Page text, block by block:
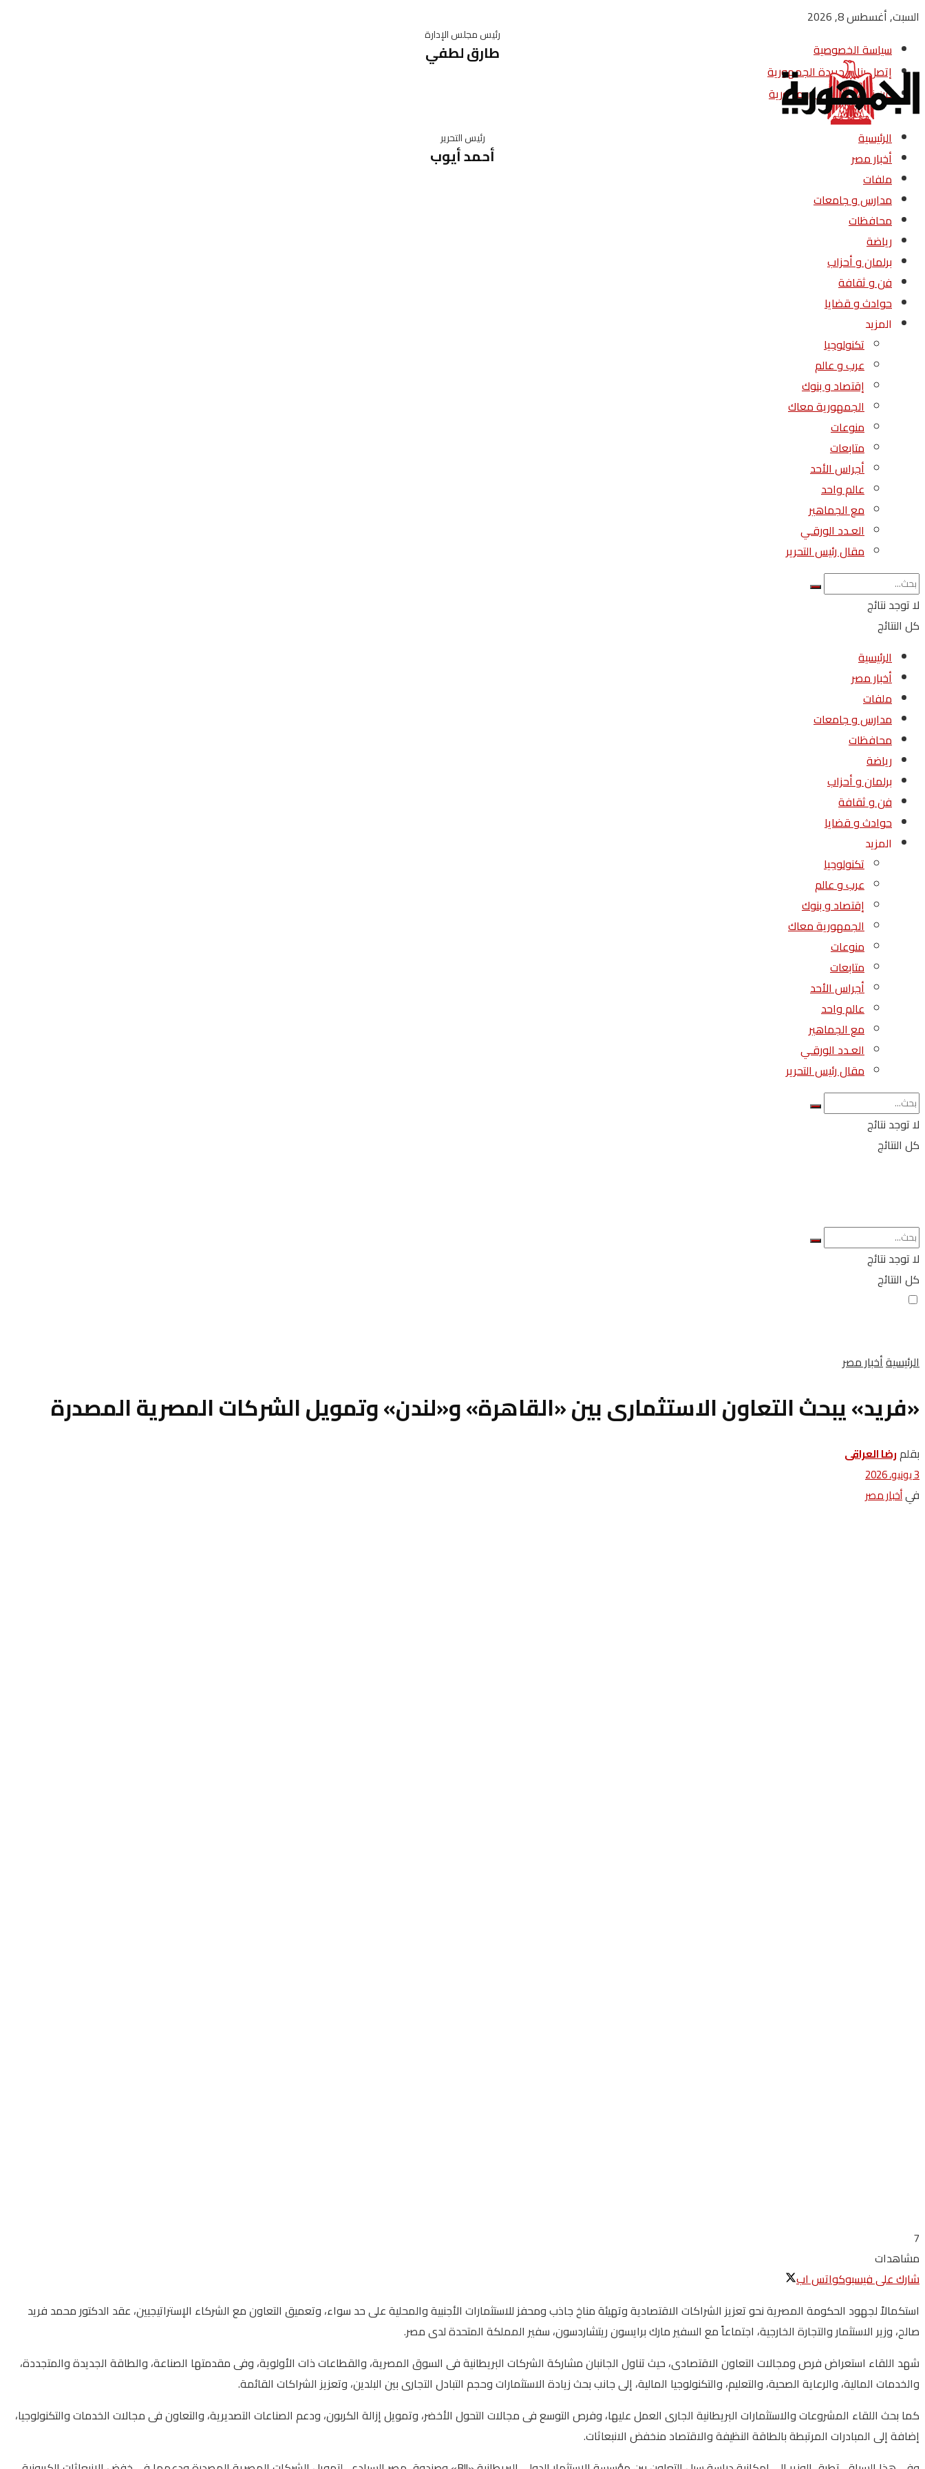
السبت, أغسطس 8, 2026
سياسة الخصوصية
إتصل بنا – جريدة الجمهورية
من نحن – جريدة الجمهورية
رئيس مجلس الإدارة
طارق لطفي
رئيس التحرير
أحمد أيوب
الرئيسية
أخبار مصر
ملفات
مدارس و جامعات
محافظات
رياضة
برلمان و أحزاب
فن و ثقافة
حوادث و قضايا
المزيد
تكنولوجيا
عرب و عالم
إقتصاد و بنوك
الجمهورية معاك
منوعات
متابعات
أجراس الأحد
عالم واحد
مع الجماهير
العـدد الورقـي
مقال رئيس التحرير
لا توجد نتائج
كل النتائج
الرئيسية
أخبار مصر
ملفات
مدارس و جامعات
محافظات
رياضة
برلمان و أحزاب
فن و ثقافة
حوادث و قضايا
المزيد
تكنولوجيا
عرب و عالم
إقتصاد و بنوك
الجمهورية معاك
منوعات
متابعات
أجراس الأحد
عالم واحد
مع الجماهير
العـدد الورقـي
مقال رئيس التحرير
لا توجد نتائج
كل النتائج
لا توجد نتائج
كل النتائج
الرئيسيةأخبار مصر
«فريد» يبحث التعاون الاستثمارى بين «القاهرة» و«لندن» وتمويل الشركات المصرية المصدرة
بقلمرضا العراقى
3 يونيو، 2026
فيأخبار مصر
7
مشاهدات
شارك على فيسبوكواتس اب
استكمالاً لجهود الحكومة المصرية نحو تعزيز الشراكات الاقتصادية وتهيئة مناخ جاذب ومحفز للاستثمارات الأجنبية والمحلية على حد سواء، وتعميق التعاون مع الشركاء الإستراتيجيين، عقد الدكتور محمد فريد
صالح، وزير الاستثمار والتجارة الخارجية، اجتماعاً مع السفير مارك برايسون ريتشاردسون، سفير المملكة المتحدة لدى مصر.
شهد اللقاء استعراض فرص ومجالات التعاون الاقتصادى، حيث تناول الجانبان مشاركة الشركات البريطانية فى السوق المصرية، والقطاعات ذات الأولوية، وفى مقدمتها الصناعة، والطاقة الجديدة والمتجددة،
والخدمات المالية، والرعاية الصحية، والتعليم، والتكنولوجيا المالية، إلى جانب بحث زيادة الاستثمارات وحجم التبادل التجارى بين البلدين، وتعزيز الشراكات القائمة.
كما بحث اللقاء المشروعات والاستثمارات البريطانية الجارى العمل عليها، وفرص التوسع فى مجالات التحول الأخضر، وتمويل إزالة الكربون، ودعم الصناعات التصديرية، والتعاون فى مجالات الخدمات والتكنولوجيا،
إضافة إلى المبادرات المرتبطة بالطاقة النظيفة والاقتصاد منخفض الانبعاثات.